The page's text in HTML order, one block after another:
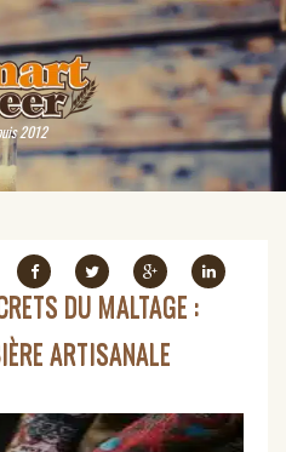
2012
DU MALTAGE :
ARTISANALE